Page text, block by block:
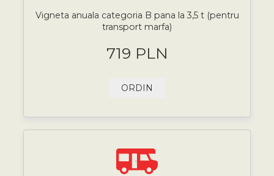
Vigneta anuala categoria B pana la 3,5 t (pentru
transport marfa)
719 PLN
ORDIN